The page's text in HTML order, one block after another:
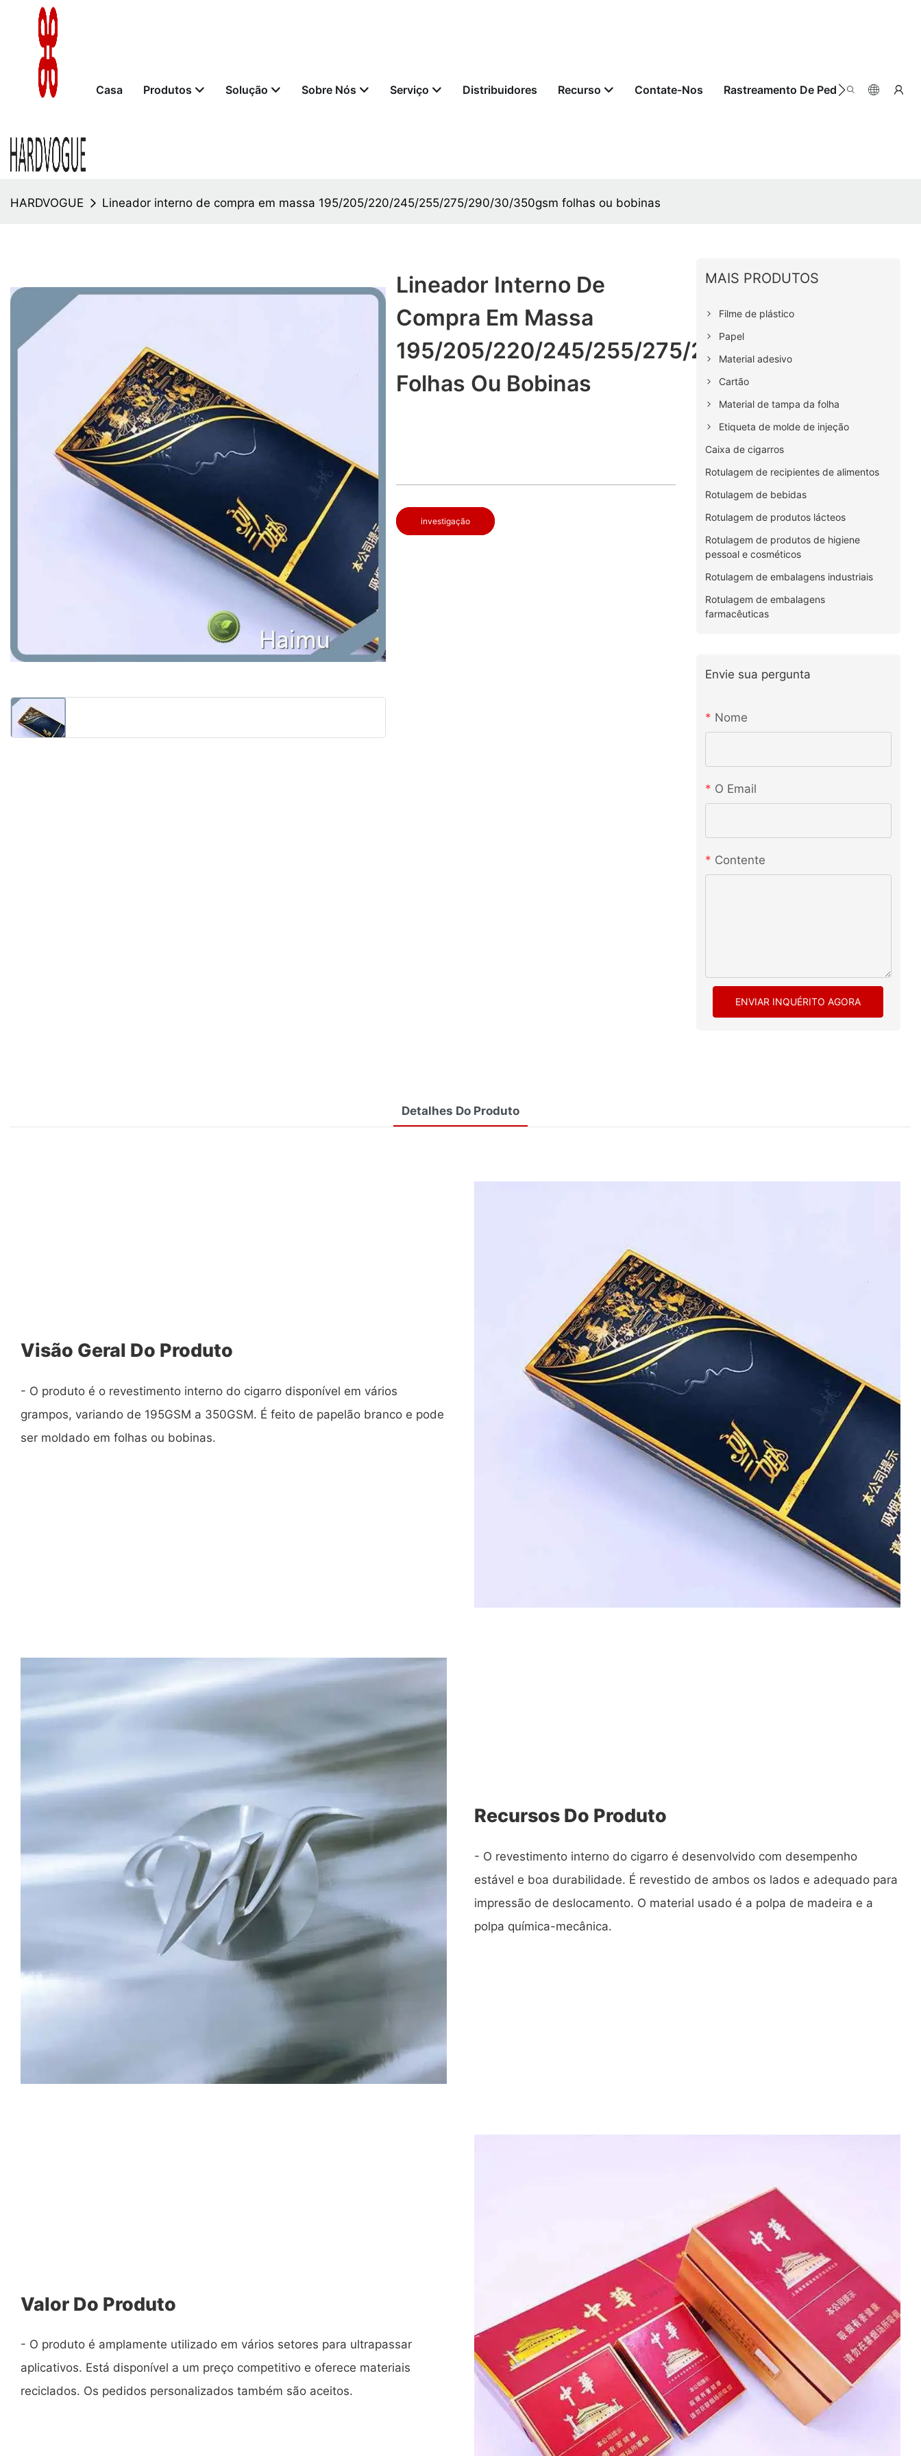
Casa Produtos Solução Sobre Nós Serviço Distribuidores Recurso Contate-Nos Rastreamento De Pedidos
HARDVOGUE Lineador interno de compra em massa 195/205/220/245/255/275/290/30/350gsm folhas ou bobinas
Lineador Interno De
Compra Em Massa
195/205/220/245/255/275/290/30/350gsm
Folhas Ou Bobinas
investigação
MAIS PRODUTOS
Filme de plástico
Papel
Material adesivo
Cartão
Material de tampa da folha
Etiqueta de molde de injeção
Caixa de cigarros
Rotulagem de recipientes de alimentos
Rotulagem de bebidas
Rotulagem de produtos lácteos
Rotulagem de produtos de higiene
pessoal e cosméticos
Rotulagem de embalagens industriais
Rotulagem de embalagens
farmacêuticas
Envie sua pergunta
Nome
O Email
Contente
ENVIAR INQUÉRITO AGORA
Detalhes Do Produto
Visão Geral Do Produto
- O produto é o revestimento interno do cigarro disponível em vários
grampos, variando de 195GSM a 350GSM. É feito de papelão branco e pode
ser moldado em folhas ou bobinas.
Recursos Do Produto
- O revestimento interno do cigarro é desenvolvido com desempenho
estável e boa durabilidade. É revestido de ambos os lados e adequado para
impressão de deslocamento. O material usado é a polpa de madeira e a
polpa química-mecânica.
Valor Do Produto
- O produto é amplamente utilizado em vários setores para ultrapassar
aplicativos. Está disponível a um preço competitivo e oferece materiais
reciclados. Os pedidos personalizados também são aceitos.